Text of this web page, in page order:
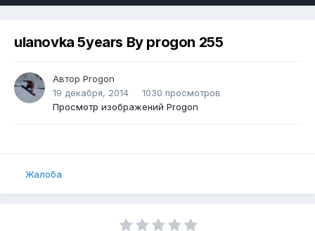
ulanovka 5years By progon 255
Автор Progon
19 декабря, 2014
1030 просмотров
Просмотр изображений Progon
Жалоба